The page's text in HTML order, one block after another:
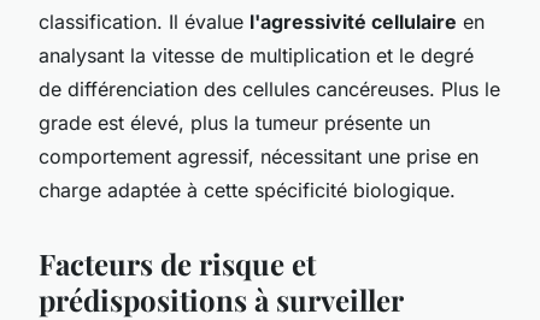
classification. Il évalue l'agressivité cellulaire en
analysant la vitesse de multiplication et le degré
de différenciation des cellules cancéreuses. Plus le
grade est élevé, plus la tumeur présente un
comportement agressif, nécessitant une prise en
charge adaptée à cette spécificité biologique.
Facteurs de risque et
prédispositions à surveiller